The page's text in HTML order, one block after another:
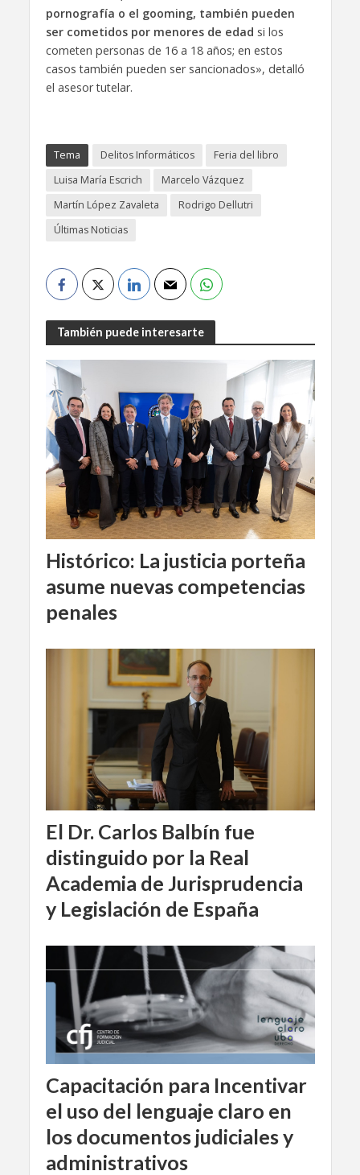
pornografía o el gooming, también pueden
ser cometidos por menores de edad si los
cometen personas de 16 a 18 años; en estos
casos también pueden ser sancionados», detalló
el asesor tutelar.
Tema Delitos Informáticos
Feria del libro
Luisa María Escrich
Marcelo Vázquez
Martín López Zavaleta
Rodrigo Dellutri
Últimas Noticias
También puede interesarte
Histórico: La justicia porteña
asume nuevas competencias
penales
El Dr. Carlos Balbín fue
distinguido por la Real
Academia de Jurisprudencia
y Legislación de España
Capacitación para Incentivar
el uso del lenguaje claro en
los documentos judiciales y
administrativos